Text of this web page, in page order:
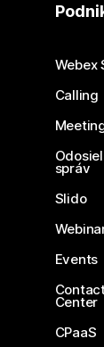
Webex
Calling
správ
Slido
Events
Center
CPaaS